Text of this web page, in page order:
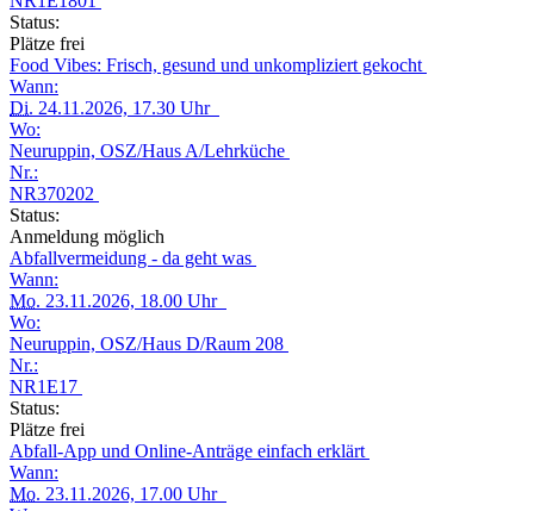
Status:
Plätze frei
Food Vibes: Frisch, gesund und unkompliziert gekocht
Wann:
Di. 24.11.2026, 17.30 Uhr
Wo:
Neuruppin, OSZ/Haus A/Lehrküche
Nr.:
NR370202
Status:
Anmeldung möglich
Abfallvermeidung - da geht was
Wann:
Mo. 23.11.2026, 18.00 Uhr
Wo:
Neuruppin, OSZ/Haus D/Raum 208
Nr.:
NR1E17
Status:
Plätze frei
Abfall-App und Online-Anträge einfach erklärt
Wann:
Mo. 23.11.2026, 17.00 Uhr